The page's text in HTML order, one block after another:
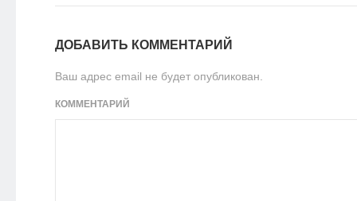
ДОБАВИТЬ КОММЕНТАРИЙ
Ваш адрес email не будет опубликован.
КОММЕНТАРИЙ